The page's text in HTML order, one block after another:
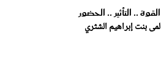
القوة .. التأثير .. الحضور
لمى بنت إبراهيم الشثري